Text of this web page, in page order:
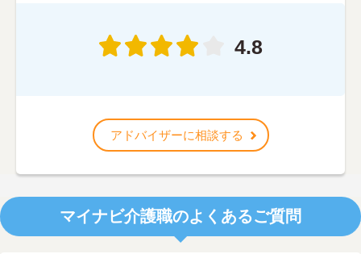
4.8
アドバイザーに相談する
マイナビ介護職のよくあるご質問